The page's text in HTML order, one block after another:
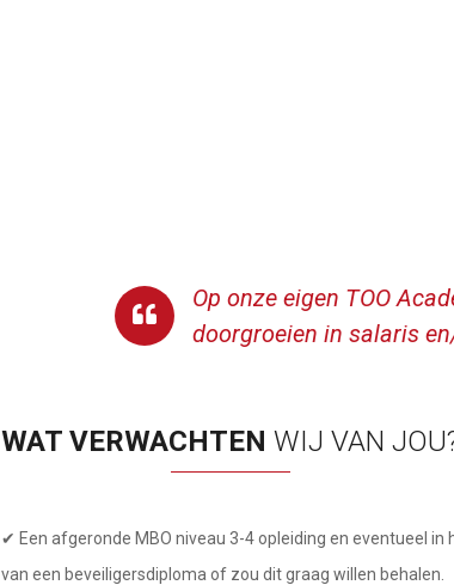
Op onze eigen TOO
doorgroeien in salaris
WAT VERWACHTEN WIJ VAN
✔ Een afgeronde MBO niveau 3-4 opleiding en eventueel in
van een beveiligersdiploma of zou dit graag willen behalen.